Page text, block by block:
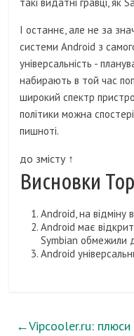
І останнє, але не за
системи Android з
універсальність -
набирають в той час
широкий спектр
політики можна
пишноті.
до змісту ↑
Висновки
Android, на відміну
Android має
Symbian обмежили
Android
←Vipcooler.ru: плюси